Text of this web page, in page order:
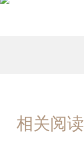
相关阅读